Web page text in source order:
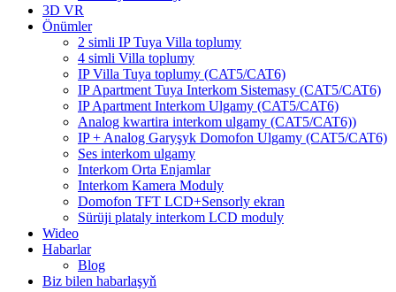
3D VR
Önümler
2 simli IP Tuya Villa toplumy
4 simli Villa toplumy
IP Villa Tuya toplumy (CAT5/CAT6)
IP Apartment Tuya Interkom Sistemasy (CAT5/CAT6)
IP Apartment Interkom Ulgamy (CAT5/CAT6)
Analog kwartira interkom ulgamy (CAT5/CAT6))
IP + Analog Garyşyk Domofon Ulgamy (CAT5/CAT6)
Ses interkom ulgamy
Interkom Orta Enjamlar
Interkom Kamera Moduly
Domofon TFT LCD+Sensorly ekran
Sürüji plataly interkom LCD moduly
Wideo
Habarlar
Blog
Biz bilen habarlaşyň